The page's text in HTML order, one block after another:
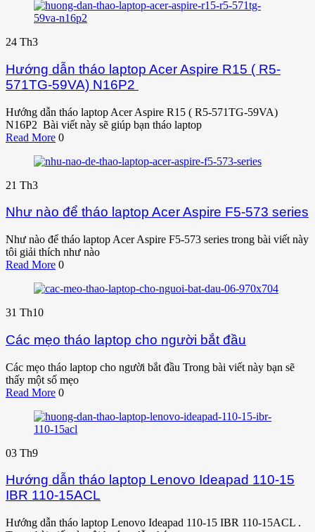
24 Th3
Hướng dẫn tháo laptop Acer Aspire R15 ( R5-
571TG-59VA) N16P2
Hướng dẫn tháo laptop Acer Aspire R15 ( R5-571TG-59VA)
N16P2 Bài viết này sẽ giúp bạn tháo laptop
Read More 0
21 Th3
Như nào để tháo laptop Acer Aspire F5-573 series
Như nào để tháo laptop Acer Aspire F5-573 series trong bài viết này
tôi giải thích như nào
Read More 0
31 Th10
Các mẹo tháo laptop cho người bắt đầu
Các mẹo tháo laptop cho người bắt đầu Trong bài viết này bạn sẽ
thấy một số mẹo
Read More 0
03 Th9
Hướng dẫn tháo laptop Lenovo Ideapad 110-15
IBR 110-15ACL
Hướng dẫn tháo laptop Lenovo Ideapad 110-15 IBR 110-15ACL .